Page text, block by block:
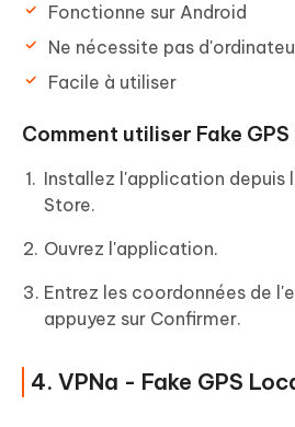
Fonctionne sur Android
Ne nécessite pas
Facile à utiliser
Comment utiliser Fake GPS
Installez l'application depuis
Store.
Ouvrez l'application.
Entrez les coordonnées de
appuyez sur Confirmer.
4. VPNa - Fake GPS